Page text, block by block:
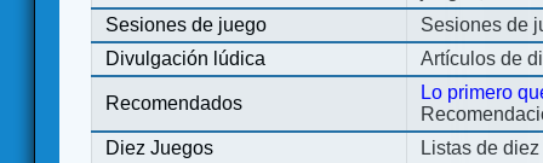
Sesiones de juego
Sesiones de
Divulgación lúdica
Artículos de
Recomendados
Lo primero
Diez Juegos
Listas de